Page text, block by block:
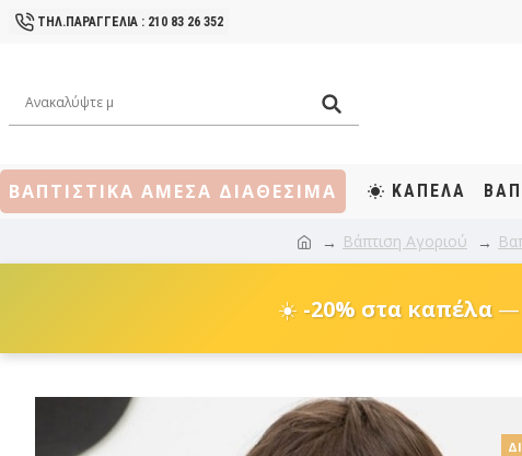
ΤΗΛ.ΠΑΡΑΓΓΕΛΙΑ : 210 83 26 352
ΒΑΠΤΙΣΤΙΚΑ ΑΜΕΣΑ ΔΙΑΘΕΣΙΜΑ ΚΑΠΕΛΑ
Βάπτιση Αγοριού
☀️ -20% στα καπέλα —